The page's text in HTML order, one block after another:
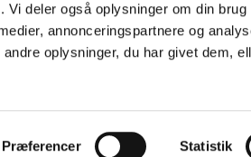
Vi deler også oplysninger om din
annonceringspartnere og
oplysninger, du har givet dem,
Præferencer Statistik